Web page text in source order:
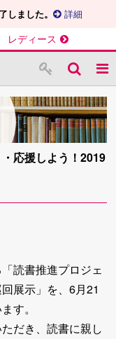
しました。 詳細
レディース
応援しよう！2019
読書推進プロジェ
展示」を、6月21
す。
だき、読書に親し